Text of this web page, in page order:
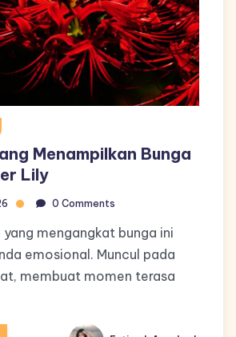
Menampilkan Bunga
Lily
0 Comments
yang mengangkat bunga ini
emosional. Muncul pada
membuat momen terasa